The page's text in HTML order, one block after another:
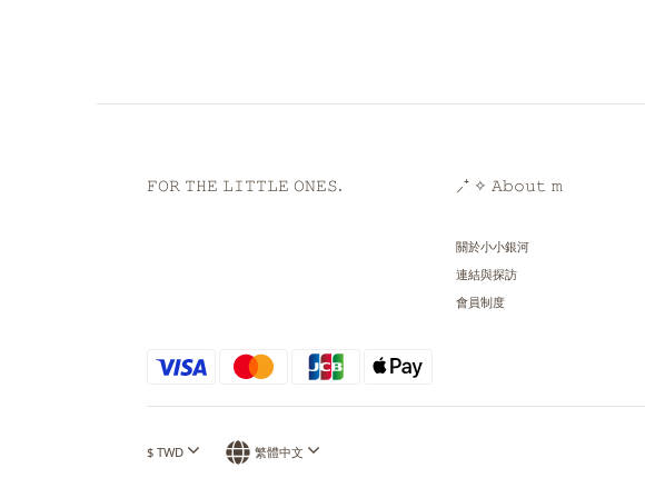
𝙵𝙾𝚁 𝚃𝙷𝙴 𝙻𝙸𝚃𝚃𝙻𝙴 𝙾𝙽𝙴𝚂. ⸝⁺ ✧ 𝙰𝚋𝚘𝚞𝚝 𝚖
關於小小銀河
連結與探訪
會員制度
$ TWD 繁體中文